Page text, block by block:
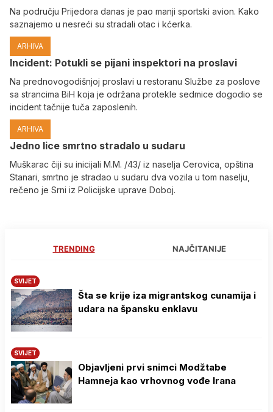
Na području Prijedora danas je pao manji sportski avion. Kako
saznajemo u nesreći su stradali otac i kćerka.
ARHIVA
Incident: Potukli se pijani inspektori na proslavi
Na prednovogodišnjoj proslavi u restoranu Službe za poslove
sa strancima BiH koja je održana protekle sedmice dogodio se
incident tačnije tuča zaposlenih.
ARHIVA
Јedno lice smrtno stradalo u sudaru
Muškarac čiji su inicijali M.M. /43/ iz naselja Cerovica, opština
Stanari, smrtno je stradao u sudaru dva vozila u tom naselju,
rečeno je Srni iz Policijske uprave Doboj.
TRENDING NAJČITANIJE
SVIJET
Šta se krije iza migrantskog cunamija i
udara na špansku enklavu
SVIJET
Objavljeni prvi snimci Modžtabe
Hamneja kao vrhovnog vođe Irana